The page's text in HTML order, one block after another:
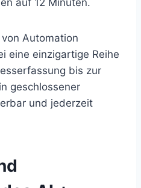
auf 12 Minuten.
von Automation
eine einzigartige Reihe
bis zur
geschlossener
und jederzeit